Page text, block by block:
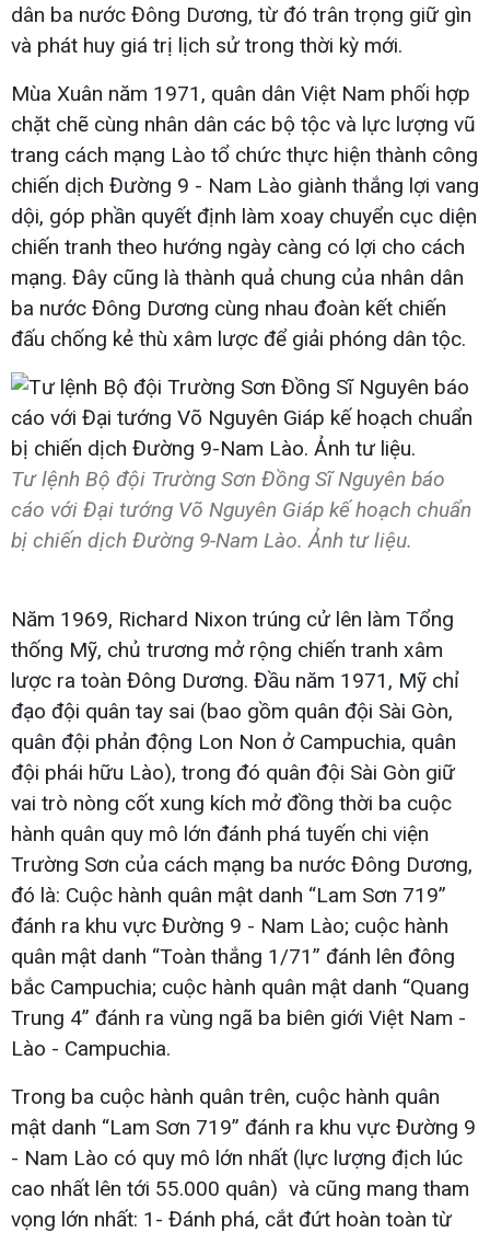
dân ba nước Đông Dương, từ đó trân trọng giữ gìn
và phát huy giá trị lịch sử trong thời kỳ mới.
Mùa Xuân năm 1971, quân dân Việt Nam phối hợp
chặt chẽ cùng nhân dân các bộ tộc và lực lượng vũ
trang cách mạng Lào tổ chức thực hiện thành công
chiến dịch Đường 9 - Nam Lào giành thắng lợi vang
dội, góp phần quyết định làm xoay chuyển cục diện
chiến tranh theo hướng ngày càng có lợi cho cách
mạng. Đây cũng là thành quả chung của nhân dân
ba nước Đông Dương cùng nhau đoàn kết chiến
đấu chống kẻ thù xâm lược để giải phóng dân tộc.
Tư lệnh Bộ đội Trường Sơn Đồng Sĩ Nguyên báo
cáo với Đại tướng Võ Nguyên Giáp kế hoạch chuẩn
bị chiến dịch Đường 9-Nam Lào. Ảnh tư liệu.
Năm 1969, Richard Nixon trúng cử lên làm Tổng
thống Mỹ, chủ trương mở rộng chiến tranh xâm
lược ra toàn Đông Dương. Đầu năm 1971, Mỹ chỉ
đạo đội quân tay sai (bao gồm quân đội Sài Gòn,
quân đội phản động Lon Non ở Campuchia, quân
đội phái hữu Lào), trong đó quân đội Sài Gòn giữ
vai trò nòng cốt xung kích mở đồng thời ba cuộc
hành quân quy mô lớn đánh phá tuyến chi viện
Trường Sơn của cách mạng ba nước Đông Dương,
đó là: Cuộc hành quân mật danh “Lam Sơn 719”
đánh ra khu vực Đường 9 - Nam Lào; cuộc hành
quân mật danh “Toàn thắng 1/71” đánh lên đông
bắc Campuchia; cuộc hành quân mật danh “Quang
Trung 4” đánh ra vùng ngã ba biên giới Việt Nam -
Lào - Campuchia.
Trong ba cuộc hành quân trên, cuộc hành quân
mật danh “Lam Sơn 719” đánh ra khu vực Đường 9
- Nam Lào có quy mô lớn nhất (lực lượng địch lúc
cao nhất lên tới 55.000 quân) và cũng mang tham
vọng lớn nhất: 1- Đánh phá, cắt đứt hoàn toàn từ